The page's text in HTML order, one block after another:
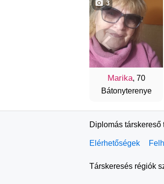
Marika, 70
Bátonyterenye
3
Diplomás
Elérhetőségek
Társkeresés régiók